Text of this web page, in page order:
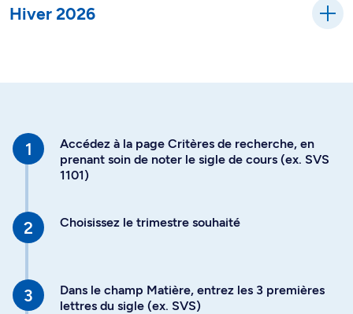
Hiver 2026
Accédez à la page Critères de recherche, en
prenant soin de noter le sigle de cours (ex. SVS
1101)
Choisissez le trimestre souhaité
Dans le champ Matière, entrez les 3 premières
lettres du sigle (ex. SVS)